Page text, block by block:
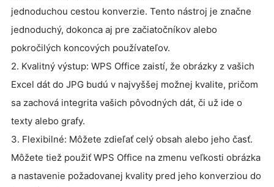
jednoduchou cestou konverzie. Tento nástroj je značne
jednoduchý, dokonca aj pre začiatočníkov alebo
pokročilých koncových používateľov.
2. Kvalitný výstup: WPS Office zaistí, že obrázky z vašich
Excel dát do JPG budú v najvyššej možnej kvalite, pričom
sa zachová integrita vašich pôvodných dát, či už ide o
texty alebo grafy.
3. Flexibilné: Môžete zdieľať celý obsah alebo jeho časť.
Môžete tiež použiť WPS Office na zmenu veľkosti obrázka
a nastavenie požadovanej kvality pred jeho konverziou do